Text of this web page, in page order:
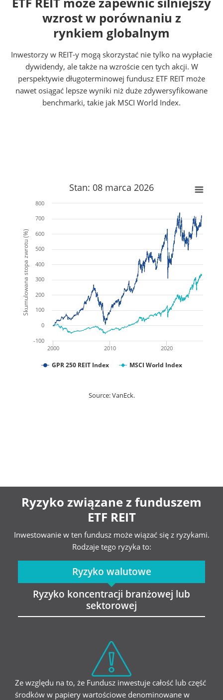
wzrost w porównaniu z
rynkiem globalnym
Inwestorzy w REIT-y mogą skorzystać nie tylko na wypłacie
dywidendy, ale także na wzroście cen tych akcji. W
perspektywie długoterminowej fundusz ETF REIT może
nawet osiągać lepsze wyniki niż duże zdywersyfikowane
benchmarki, takie jak MSCI World Index.
Skumulowana stopa zwrotu (%)
Stan: 08 marca 2026
2000 2010 2020
-100
0
100
200
300
400
500
600
700
800
GPR 250 REIT Index MSCI World Index
Source: VanEck.
Ryzyko związane z funduszem
ETF REIT
Inwestowanie w ten fundusz może wiązać się z ryzykami.
Rodzaje tego ryzyka to:
Ryzyko walutowe
Ryzyko koncentracji branżowej lub
sektorowej
Ze względu na to, że Fundusz inwestuje całość lub część
środków w papiery wartościowe denominowane w